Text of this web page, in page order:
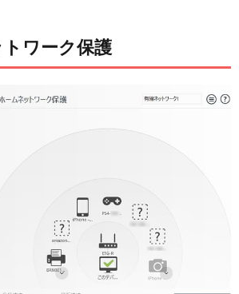
ワーク保護